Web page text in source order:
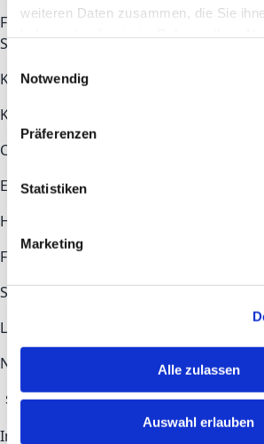
weiteren Daten zusammen, die Sie
Notwendig
Präferenzen
Statistiken
Marketing
Alle zulassen
Auswahl erlauben
For Startups & TalentsFor Corporates
SpacePartnersAbout LOVEDIS
Key topics
Key topics
COMMUNITY
EcosystemNewsroom
Help & Contact
FAQs
Contact
STAY UP TO DATE
LinkedIn
Newsletter-Anmeldung
Subscribe
Imprint